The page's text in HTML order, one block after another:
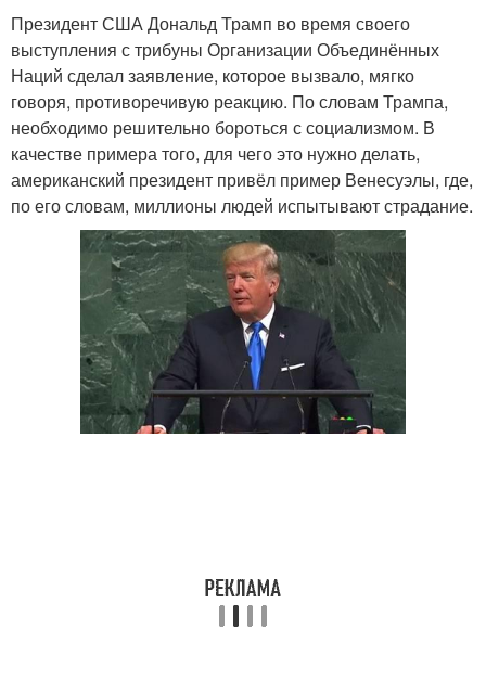
Президент США Дональд Трамп во время своего
выступления с трибуны Организации Объединённых
Наций сделал заявление, которое вызвало, мягко
говоря, противоречивую реакцию. По словам Трампа,
необходимо решительно бороться с социализмом. В
качестве примера того, для чего это нужно делать,
американский президент привёл пример Венесуэлы, где,
по его словам, миллионы людей испытывают страдание.